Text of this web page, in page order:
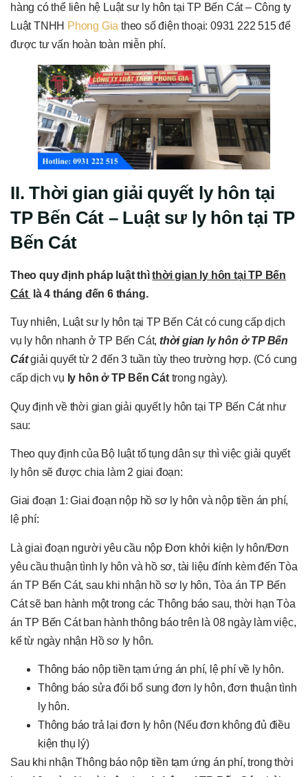
hàng có thể liên hệ Luật sư ly hôn tại TP Bến Cát – Công ty
Luật TNHH Phong Gia theo số điện thoại: 0931 222 515 để
được tư vấn hoàn toàn miễn phí.
II. Thời gian giải quyết ly hôn tại
TP Bến Cát – Luậtsư ly hôn tại TP
Bến Cát
Theo quy định pháp luật thìthời gian ly hôn tại TP Bến
Cát
là 4 tháng đến 6 tháng.
Tuy nhiên, Luật sư ly hôn tại TP Bến Cát có cung cấp dịch
vụ ly hôn nhanh ở TP Bến Cát,thời gian ly hôn ở TP Bến
Cátgiải quyết từ 2 đến 3 tuần tùy theo trường hợp. (Có cung
cấp dịch vụ ly hôn ở TP Bến Cáttrong ngày).
Quy định về thời gian giải quyết ly hôn tại TP Bến Cát như
sau:
Theo quy định của Bộ luật tố tụng dân sự thì việc giải quyết
ly hôn sẽ được chia làm 2 giai đoạn:
Giai đoạn 1: Giai đoạn nộp hồ sơ ly hôn và nộp tiền án phí,
lệ phí:
Là giai đoạn người yêu cầu nộp Đơn khởi kiện ly hôn/Đơn
yêu cầu thuận tình ly hôn và hồ sơ, tài liệu đính kèm đến Tòa
án TP Bến Cát, sau khi nhận hồ sơ ly hôn, Tòa án TP Bến
Cát sẽ ban hành một trong các Thông báo sau, thời hạn Tòa
án TP Bến Cát ban hành thông báo trên là 08 ngày làm việc,
kể từ ngày nhận Hồ sơ ly hôn.
Thông báo nộp tiền tạm ứng án phí, lệ phí về ly hôn.
Thông báo sửa đổi bổ sung đơn ly hôn, đơn thuận tình
ly hôn.
Thông báo trả lại đơn ly hôn (Nếu đơn không đủ điều
kiện thụ lý)
Sau khi nhận Thông báo nộp tiền tạm ứng án phí, trong thời